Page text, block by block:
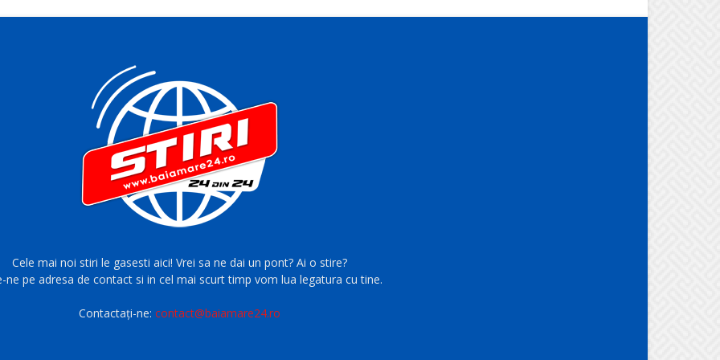
Cele mai noi stiri le gasesti aici! Vrei sa ne dai un pont? Ai o stire?
ne pe adresa de contact si in cel mai scurt timp vom lua legatura cu tine.
Contactați-ne:contact@baiamare24.ro